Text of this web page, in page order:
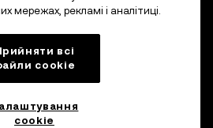
мережах, рекламі і аналітиці.
всі
сookie
cookie